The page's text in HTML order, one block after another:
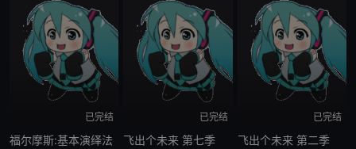
已完结
福尔摩斯:基本演绎法
已完结
飞出个未来 第七季
已完结
飞出个未来 第二季